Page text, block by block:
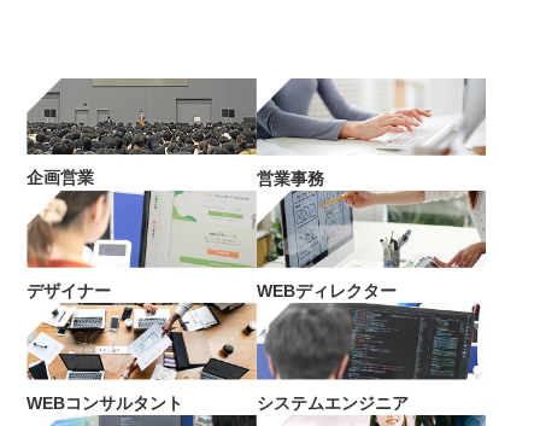
企画営業 営業事務
デザイナー WEBディレクター
WEBコンサルタント システムエンジニア